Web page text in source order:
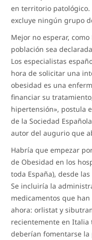
en territorio patológico.
excluye ningún grupo
Mejor no esperar,
población sea
Los especialistas
hora de solicitar una
obesidad es una
financiar su
hipertensión», postula
de la Sociedad
autor del augurio que
Habría que empezar
de Obesidad en los
toda España), desde
Se incluiría la
medicamentos que
ahora: orlistat y
recientemente en Italia
deberían fomentarse la